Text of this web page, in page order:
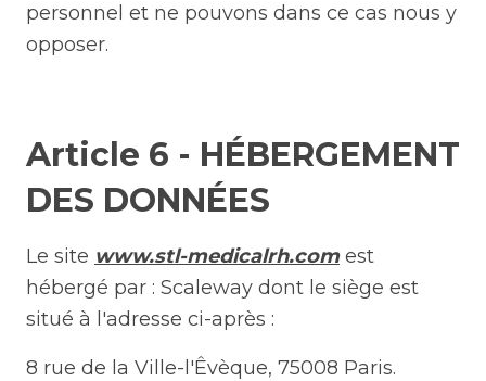
personnel et ne pouvons dans ce cas nous y
opposer.
Article 6 - HÉBERGEMENT
DES DONNÉES
Le site www.stl-medicalrh.comest
hébergé par : Scaleway dont le siège est
situé à l'adresse ci-après :
8 rue de la Ville-l'Êvèque, 75008 Paris.